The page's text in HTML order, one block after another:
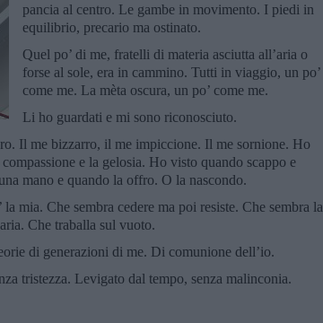
pancia al centro. Le gambe in movimento. I piedi in
equilibrio, precario ma ostinato.
Quel po’ di me, fratelli di materia asciutta all’aria o
forse al sole, era in cammino. Tutti in viaggio, un po’
come me. La mèta oscura, un po’ come me.
Li ho guardati e mi sono riconosciuto.
Il me bizzarro, il me impiccione. Il me sornione. Ho
e la gelosia. Ho visto quando scappo e
mano e quando la offro. O la nascondo.
mia. Che sembra cedere ma poi resiste. Che sembra la
Che traballa sul vuoto.
di generazioni di me. Di comunione dell’io.
tristezza. Levigato dal tempo, senza malinconia.